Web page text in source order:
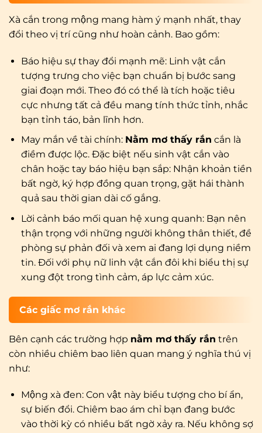
Xà cắn trong mộng mang hàm ý mạnh nhất, thay
đổi theo vị trí cũng như hoàn cảnh. Bao gồm:
Báo hiệu sự thay đổi mạnh mẽ: Linh vật cắn
tượng trưng cho việc bạn chuẩn bị bước sang
giai đoạn mới. Theo đó có thể là tích hoặc tiêu
cực nhưng tất cả đều mang tính thức tỉnh, nhắc
bạn tỉnh táo, bản lĩnh hơn.
May mắn về tài chính: Nằm mơ thấy rắn cắn là
điềm được lộc. Đặc biệt nếu sinh vật cắn vào
chân hoặc tay báo hiệu bạn sắp: Nhận khoản tiền
bất ngờ, ký hợp đồng quan trọng, gặt hái thành
quả sau thời gian dài cố gắng.
Lời cảnh báo mối quan hệ xung quanh: Bạn nên
thận trọng với những người không thân thiết, đề
phòng sự phản đối và xem ai đang lợi dụng niềm
tin. Đối với phụ nữ linh vật cắn đôi khi biểu thị sự
xung đột trong tình cảm, áp lực cảm xúc.
Các giấc mơ rắn khác
Bên cạnh các trường hợp nằm mơ thấy rắn trên
còn nhiều chiêm bao liên quan mang ý nghĩa thú vị
như:
Mộng xà đen: Con vật này biểu tượng cho bí ẩn,
sự biến đổi. Chiêm bao ám chỉ bạn đang bước
vào thời kỳ có nhiều bất ngờ xảy ra. Nếu không sợ